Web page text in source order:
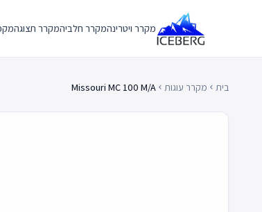
מקרר ויטרינהמקרר חלביהמקרר תצוגה
בית chevron_left מקרר עוגות chevron_left
Missouri MC 100 M/A